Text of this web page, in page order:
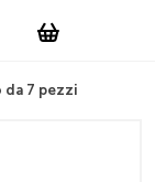
WishList
7 pezzi